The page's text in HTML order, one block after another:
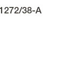
38-A